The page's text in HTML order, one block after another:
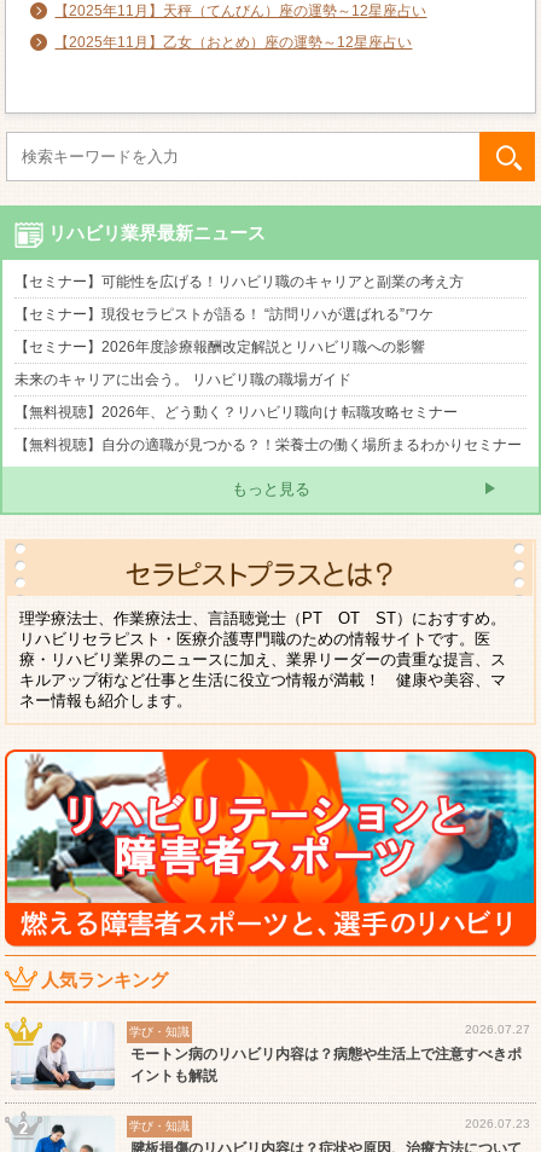
【2025年11月】天秤（てんびん）座の運勢～12星座占い
【2025年11月】乙女（おとめ）座の運勢～12星座占い
リハビリ業界最新ニュース
【セミナー】可能性を広げる！リハビリ職のキャリアと副業の考え方
【セミナー】現役セラピストが語る！ “訪問リハが選ばれる”ワケ
【セミナー】2026年度診療報酬改定解説とリハビリ職への影響
未来のキャリアに出会う。 リハビリ職の職場ガイド
【無料視聴】2026年、どう動く？リハビリ職向け 転職攻略セミナー
【無料視聴】自分の適職が見つかる？！栄養士の働く場所まるわかりセミナー
もっと見る
理学療法士、作業療法士、言語聴覚士（PT OT ST）におすすめ。
リハビリセラピスト・医療介護専門職のための情報サイトです。医
療・リハビリ業界のニュースに加え、業界リーダーの貴重な提言、ス
キルアップ術など仕事と生活に役立つ情報が満載！ 健康や美容、マ
ネー情報も紹介します。
人気ランキング
学び・知識 2026.07.27
モートン病のリハビリ内容は？病態や生活上で注意すべきポ
イントも解説
学び・知識 2026.07.23
腱板損傷のリハビリ内容は？症状や原因、治療方法について